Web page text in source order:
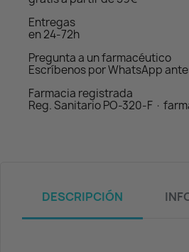
Entregas
en 24-72h
Pregunta a un farmacéutico
Escríbenos por WhatsApp
Farmacia registrada
Reg. Sanitario PO-320-F ·
DESCRIPCIÓN